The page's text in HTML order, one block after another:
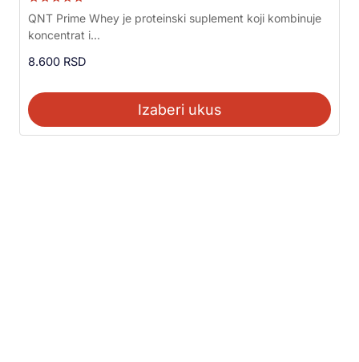
Ocenjeno sa
5.00
od 5
QNT Prime Whey je proteinski suplement koji kombinuje
koncentrat i...
8.600 RSD
Izaberi ukus